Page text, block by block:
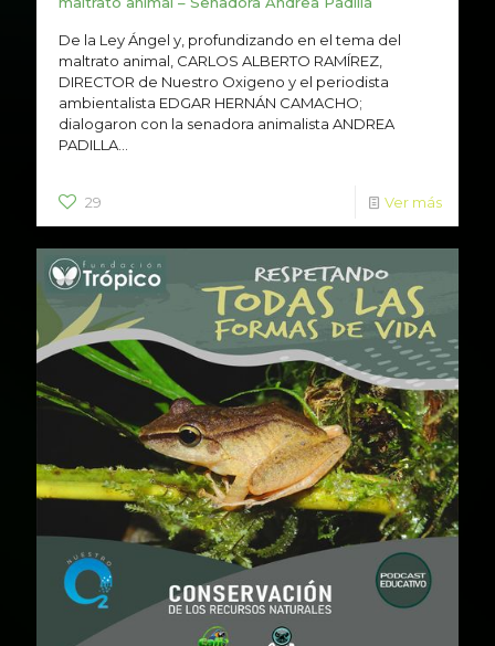
De la Ley Ángel y, profundizando en el tema del
maltrato animal, CARLOS ALBERTO RAMÍREZ,
DIRECTOR de Nuestro Oxigeno y el periodista
ambientalista EDGAR HERNÁN CAMACHO;
dialogaron con la senadora animalista ANDREA
PADILLA...
29 Ver más